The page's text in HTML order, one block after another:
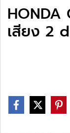
HONDA
เสียง 2